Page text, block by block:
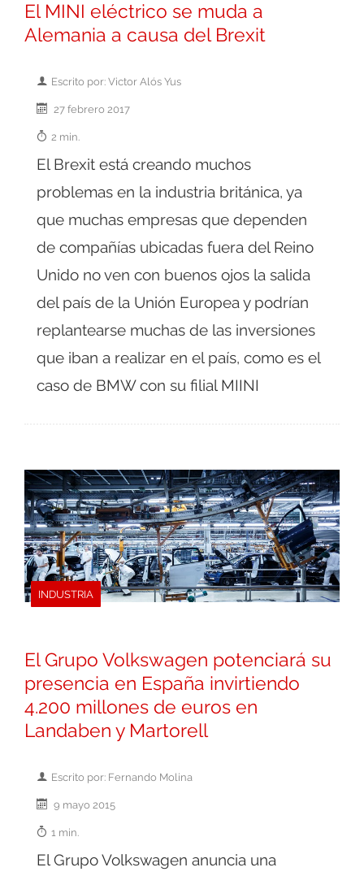
El MINI eléctrico se muda a
Alemania a causa del Brexit
Escrito por: Victor Alós Yus
27 febrero 2017
2 min.
El Brexit está creando muchos
problemas en la industria británica, ya
que muchas empresas que dependen
de compañías ubicadas fuera del Reino
Unido no ven con buenos ojos la salida
del país de la Unión Europea y podrían
replantearse muchas de las inversiones
que iban a realizar en el país, como es el
caso de BMW con su filial MIINI
INDUSTRIA
El Grupo Volkswagen potenciará su
presencia en España invirtiendo
4.200 millones de euros en
Landaben y Martorell
Escrito por: Fernando Molina
9 mayo 2015
1 min.
El Grupo Volkswagen anuncia una